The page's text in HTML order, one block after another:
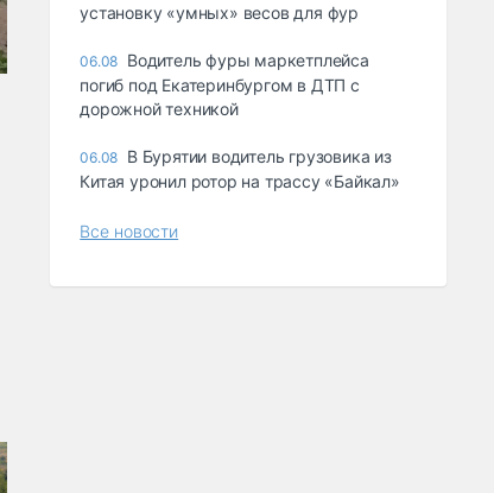
ycтaнoвкy «yмныx» вecoв для фyp
06.08 Водитель фуры маркетплейса
погиб под Екатеринбургом в ДТП с
дорожной техникой
06.08 В Бурятии водитель грузовика из
Китая уронил ротор на трассу «Байкал»
Все новости